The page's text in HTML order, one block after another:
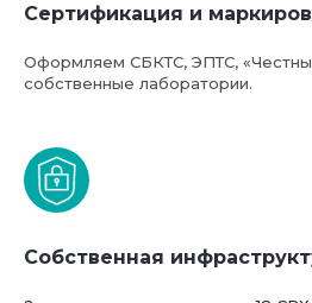
Сертификация и
Оформляем СБКТС, ЭПТС,
собственные лаборатории.
Собственная